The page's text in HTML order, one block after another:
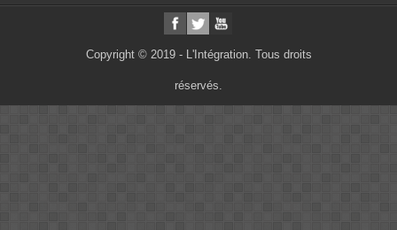
Copyright © 2019 - L'Intégration. Tous droits
réservés.